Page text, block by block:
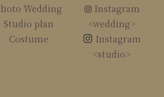
Wedding
Studio plan
Costume
Instagram
<wedding>
Instagram
<studio>